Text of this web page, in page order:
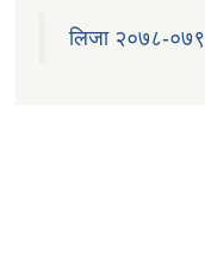
लिजा २०७८-०७९